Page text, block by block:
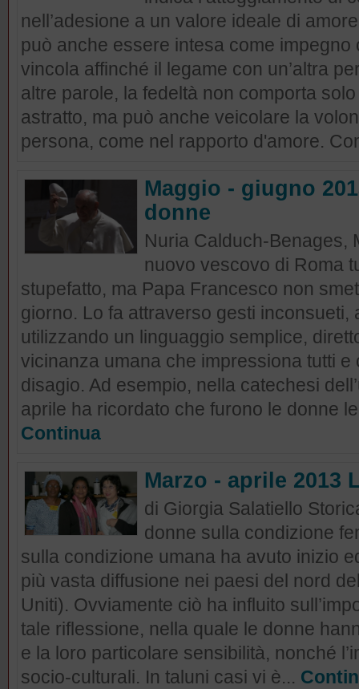
nell’adesione a un valore ideale di
può anche essere intesa come
vincola affinché il legame con un’altra
altre parole, la fedeltà non comporta
astratto, ma può anche veicolare la
persona, come nel rapporto d'amore.
Maggio - giugno
donne
Nuria Calduch-Benages,
nuovo vescovo di Roma
stupefatto, ma Papa Francesco non
giorno. Lo fa attraverso gesti inconsueti,
utilizzando un linguaggio semplice,
vicinanza umana che impressiona tutti
disagio. Ad esempio, nella catechesi
aprile ha ricordato che furono le donne
Continua
Marzo - aprile 2013
di Giorgia Salatiello
donne sulla condizione
sulla condizione umana ha avuto inizio
più vasta diffusione nei paesi del nord
Uniti). Ovviamente ciò ha influito
tale riflessione, nella quale le donne
e la loro particolare sensibilità, nonché
socio-culturali. In taluni casi vi è...